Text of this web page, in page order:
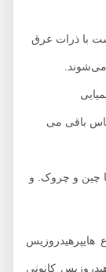
ذرات عرق
می
و چروک. و
کانونی